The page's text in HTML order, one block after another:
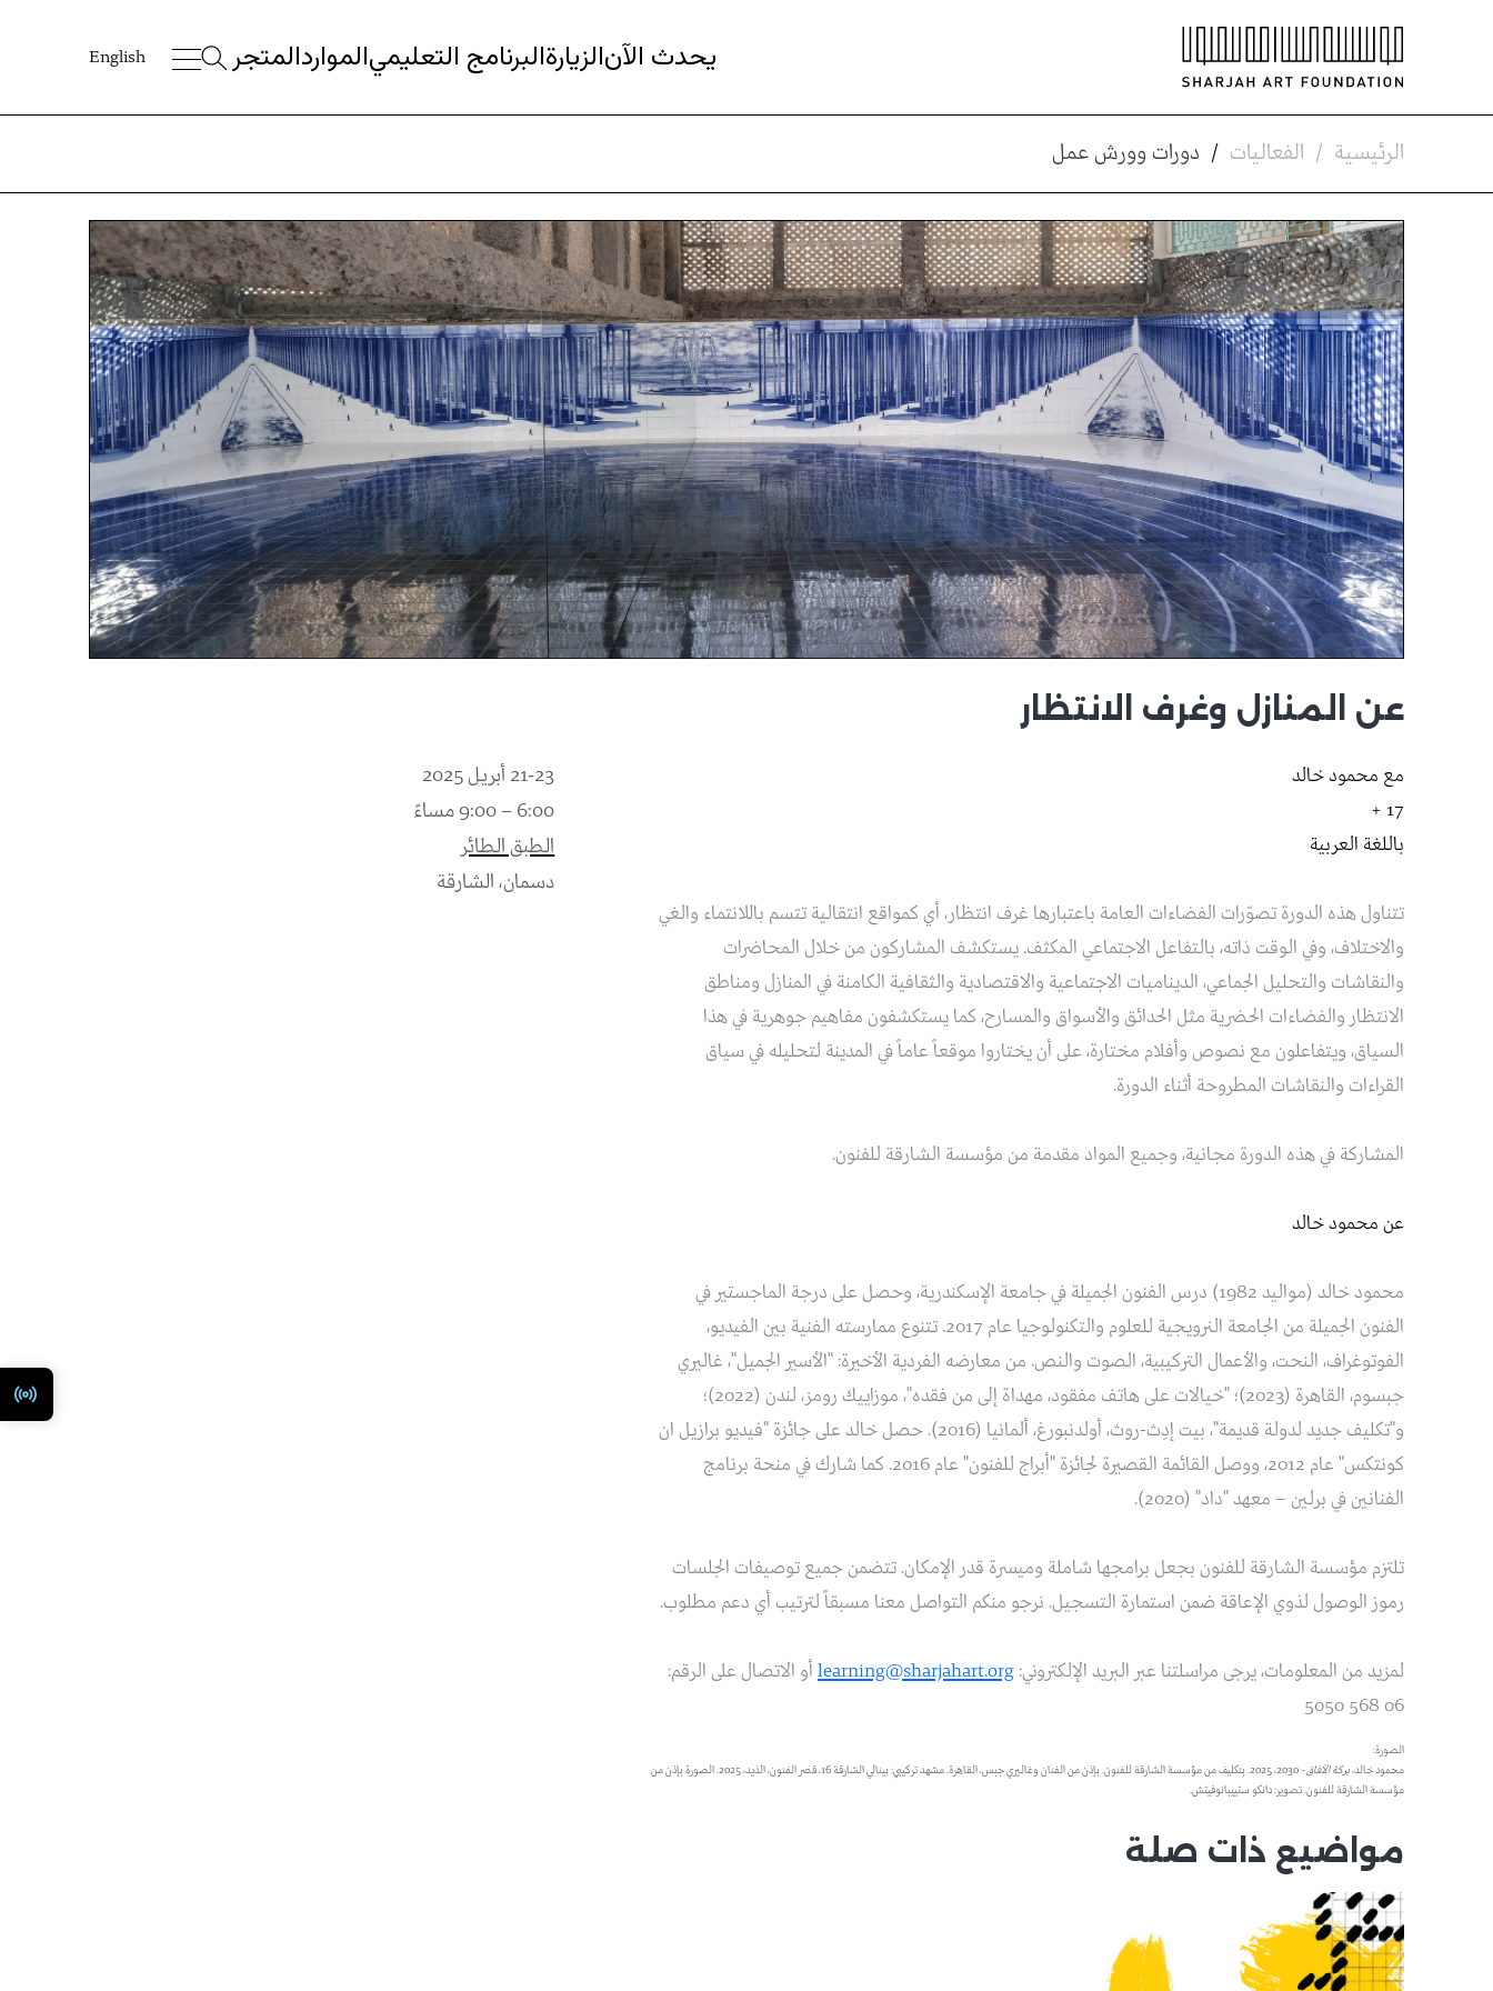
يحدث الآنالزيارةالبرنامج التعليميالمواردالمتجر English
الرئيسية / الفعاليات / دورات وورش عمل
عن المنازل وغرف الانتظار
مع محمود خالد
17 +
باللغة العربية
تتناول هذه الدورة تصوّرات الفضاءات العامة باعتبارها غرف انتظار، أي كمواقع انتقالية تتسم باللانتماء والغي
والاختلاف، وفي الوقت ذاته، بالتفاعل الاجتماعي المكثف. يستكشف المشاركون من خلال المحاضرات
والنقاشات والتحليل الجماعي، الديناميات الاجتماعية والاقتصادية والثقافية الكامنة في المنازل ومناطق
الانتظار والفضاءات الحضرية مثل الحدائق والأسواق والمسارح، كما يستكشفون مفاهيم جوهرية في هذا
السياق، ويتفاعلون مع نصوص وأفلام مختارة، على أن يختاروا موقعاً عاماً في المدينة لتحليله في سياق
القراءات والنقاشات المطروحة أثناء الدورة.
المشاركة في هذه الدورة مجانية، وجميع المواد مقدمة من مؤسسة الشارقة للفنون.
عن محمود خالد
محمود خالد (مواليد 1982) درس الفنون الجميلة في جامعة الإسكندرية، وحصل على درجة الماجستير في
الفنون الجميلة من الجامعة النرويجية للعلوم والتكنولوجيا عام 2017. تتنوع ممارسته الفنية بين الفيديو،
الفوتوغراف، النحت، والأعمال التركيبية، الصوت والنص. من معارضه الفردية الأخيرة: "الأسير الجميل"، غاليري
جبسوم، القاهرة (2023)؛ "خيالات على هاتف مفقود، مهداة إلى من فقده"، موزاييك رومز، لندن (2022)؛
و"تكليف جديد لدولة قديمة"، بيت إدِث-روث، أولدنبورغ، ألمانيا (2016). حصل خالد على جائزة "فيديو برازيل ان
كونتكس" عام 2012، ووصل القائمة القصيرة لجائزة "أبراج للفنون" عام 2016. كما شارك في منحة برنامج
الفنانين في برلين – معهد "داد" (2020).
تلتزم مؤسسة الشارقة للفنون بجعل برامجها شاملة وميسرة قدر الإمكان. تتضمن جميع توصيفات الجلسات
رموز الوصول لذوي الإعاقة ضمن استمارة التسجيل. نرجو منكم التواصل معنا مسبقاً لترتيب أي دعم مطلوب.
لمزيد من المعلومات، يرجى مراسلتنا عبر البريد الإلكتروني: learning@sharjahart.org أو الاتصال على الرقم:
06 568 5050
21-23 أبريل 2025
6:00 – 9:00 مساءً
الطبق الطائر
دسمان، الشارقة
الصورة:
محمود خالد،بركة الآفاق -
2030، 2025. بتكليف من مؤسسة الشارقة للفنون. بإذن من الفنان وغاليري جبس، القاهرة. مشهد تركيبي: بينالي الشارقة 16، قصر الفنون، الذيد، 2025. الصورة بإذن من
مؤسسة الشارقة للفنون. تصوير: دانكو ستييبانوفيتش.
مواضيع ذات صلة